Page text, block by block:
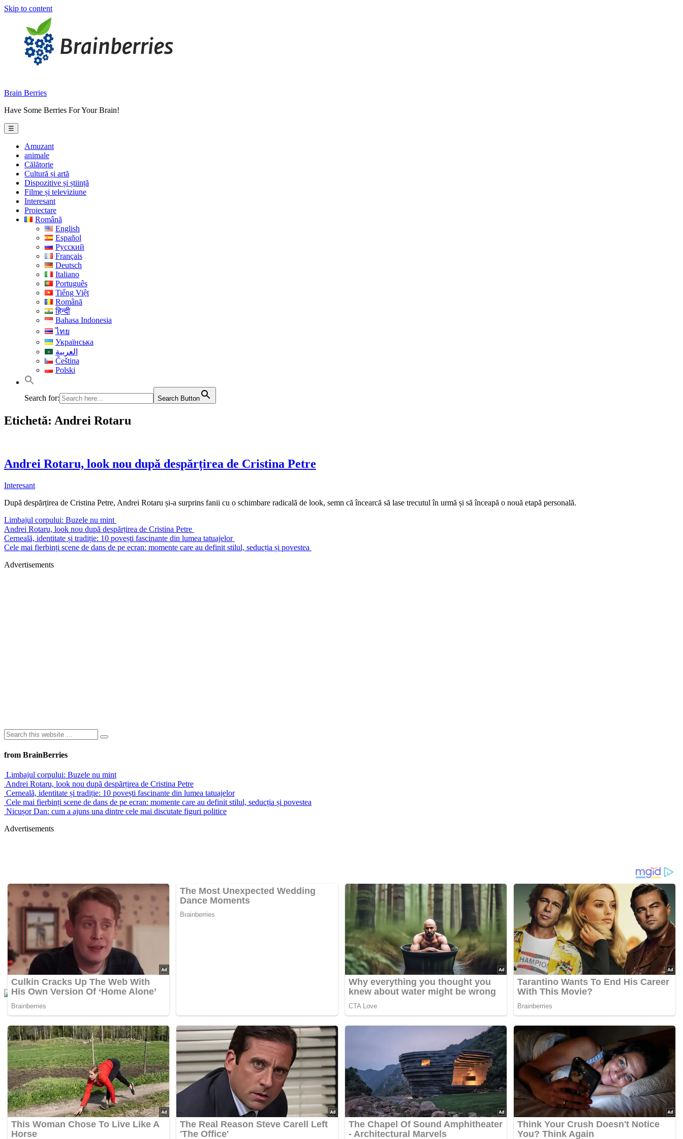
Skip to content
Brain Berries
Have Some Berries For Your Brain!
☰
Amuzant
animale
Călătorie
Cultură și artă
Dispozitive și știință
Filme și televiziune
Interesant
Proiectare
Română
English
Español
Русский
Français
Deutsch
Italiano
Português
Tiếng Việt
Română
हिन्दी
Bahasa Indonesia
ไทย
Українська
العربية
Čeština
Polski
Search for: Search Button
Etichetă: Andrei Rotaru
Andrei Rotaru, look nou după despărțirea de Cristina Petre
Interesant
După despărțirea de Cristina Petre, Andrei Rotaru și-a surprins fanii cu o schimbare radicală de look, semn că încearcă să lase trecutul în urmă și să înceapă o nouă etapă personală.
Limbajul corpului: Buzele nu mint
Andrei Rotaru, look nou după despărțirea de Cristina Petre
Cerneală, identitate și tradiție: 10 povești fascinante din lumea tatuajelor
Cele mai fierbinți scene de dans de pe ecran: momente care au definit stilul, seducția și povestea
Advertisements
from BrainBerries
Limbajul corpului: Buzele nu mint
Andrei Rotaru, look nou după despărțirea de Cristina Petre
Cerneală, identitate și tradiție: 10 povești fascinante din lumea tatuajelor
Cele mai fierbinți scene de dans de pe ecran: momente care au definit stilul, seducția și povestea
Nicușor Dan: cum a ajuns una dintre cele mai discutate figuri politice
Advertisements